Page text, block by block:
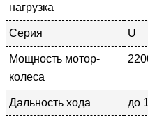
нагрузка
Серия U
Мощность мотор-
колеса
Дальность хода до